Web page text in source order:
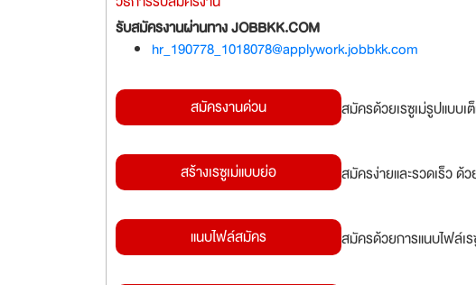
รับสมัครงานผ่านทาง JOBBKK.COM
hr_190778_1018078@applywork.jobbkk.com
สมัครงานด่วน สมัครด้วยเรซูเม่รูปแบบ
สร้างเรซูเม่แบบย่อ สมัครง่ายและรวดเร็ว
แนบไฟล์สมัคร สมัครด้วยการแนบไฟล์เ